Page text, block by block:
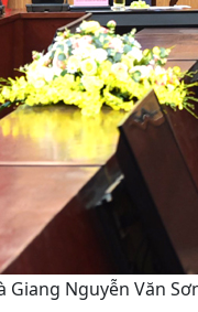
Giang Nguyễn Văn